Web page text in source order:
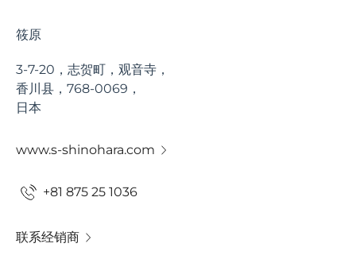
筱原
3-7-20，志贺町，观音寺，
香川县，768-0069，
日本
www.s-shinohara.com
+81 875 25 1036
联系经销商